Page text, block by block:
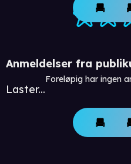
Anmeldelser fra
Laster...
Foreløpig har ingen